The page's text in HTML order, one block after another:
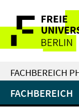
direkt
Inhalt
Service-
Navigation
FACHBEREICH
FACHBEREICH